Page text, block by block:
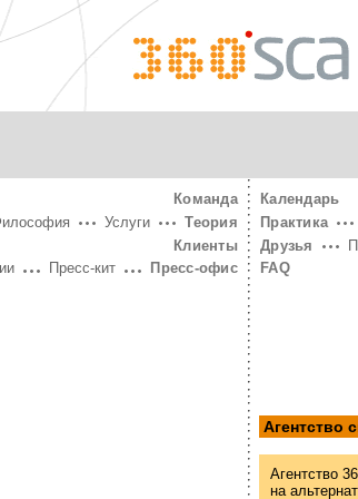
360° SCA
Команда
Теория
Услуги
Клиенты
Пресс-офис
Пресс-кит
Календарь
Практика
Друзья
FAQ
Агентство
Агентство
на